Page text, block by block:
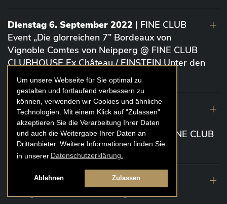
Um unsere Webseite für Sie optimal zu
gestalten und fortlaufend verbessern zu
können, verwenden wir Cookies und ähnliche
Technologien. Mit einem Klick auf "Zulassen"
akzeptieren Sie die Verarbeitung Ihrer Daten
und auch die Weitergabe Ihrer Daten an
Drittanbieter. Weitere Informationen finden Sie
in unserer Datenschutzerklärung.
Ablehnen Zulassen
Dienstag 6. September 2022 | FINE CLUB
Event „Die glorreichen 7” Bordeaux von
Vignoble Comtes von Neipperg @ FINE CLUB
CLUBHOUSE Ex Château / EINSTEIN Unter den
Linden (Berlin)
19. August 2022| FINE CLUB Academy
Caviar „Die glorreichen 7“ Riesling Große
Gewächse von der Mosel aus 2020 @ FINE CLUB
Clubhouse Prunier Cologne (Köln)
29. Juli 2022
| Weinbergwanderung
Weingüter Geheimrat J. Wegeler